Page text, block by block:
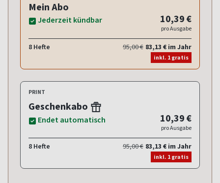
Mein Abo
Jederzeit kündbar 10,39 €
pro Ausgabe
8 Hefte 95,00 € 83,13 € im Jahr
inkl. 1 gratis
PRINT
Geschenkabo
Endet automatisch 10,39 €
pro Ausgabe
8 Hefte 95,00 € 83,13 € im Jahr
inkl. 1 gratis